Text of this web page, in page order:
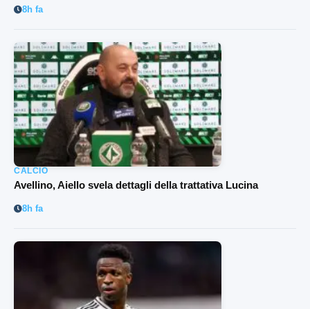
8h fa
CALCIO
Avellino, Aiello svela dettagli della trattativa Lucina
8h fa